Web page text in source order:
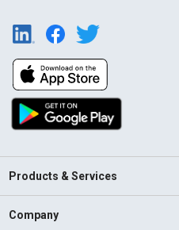
Products & Services
Company